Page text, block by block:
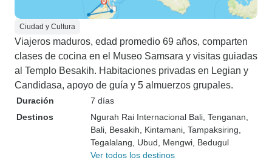
Ciudad y Cultura
Viajeros maduros, edad promedio 69 años, comparten
clases de cocina en el Museo Samsara y visitas guiadas
al Templo Besakih. Habitaciones privadas en Legian y
Candidasa, apoyo de guía y 5 almuerzos grupales.
Duración
7 días
Destinos
Ngurah Rai Internacional Bali , Tenganan
Bali , Besakih , Kintamani , Tampaksiring
Tegalalang , Ubud , Mengwi , Bedugul
Ver todos los destinos